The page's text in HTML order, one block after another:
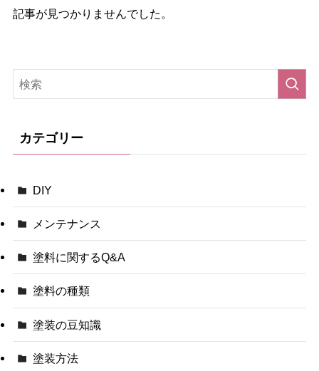
記事が見つかりませんでした。
カテゴリー
DIY
メンテナンス
塗料に関するQ&A
塗料の種類
塗装の豆知識
塗装方法